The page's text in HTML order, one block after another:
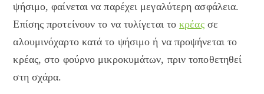
ψήσιμο, φαίνεται να παρέχει μεγαλύτερη ασφάλεια.
Επίσης προτείνουν το να τυλίγεται τοκρέαςσε
αλουμινόχαρτο κατά το ψήσιμο ή να προψήνεται το
κρέας, στο φούρνο μικροκυμάτων, πριν τοποθετηθεί
στη σχάρα.